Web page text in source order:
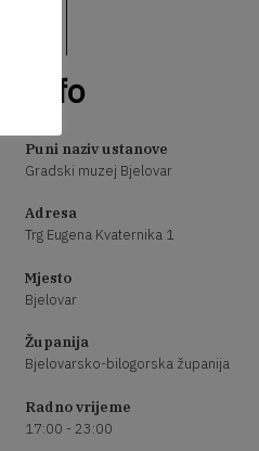
Info
Puni naziv ustanove
Gradski muzej Bjelovar
Adresa
Trg Eugena Kvaternika 1
Mjesto
Bjelovar
Županija
Bjelovarsko-bilogorska županija
Radno vrijeme
17:00 - 23:00